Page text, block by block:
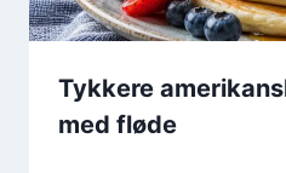
Tykkere
med fløde